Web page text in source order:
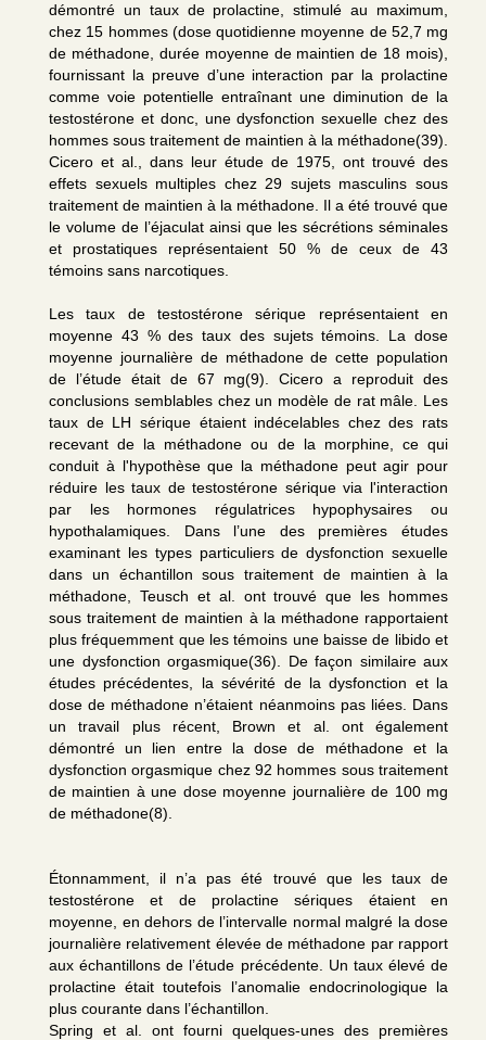
démontré un taux de prolactine, stimulé au maximum,
chez 15 hommes (dose quotidienne moyenne de 52,7 mg
de méthadone, durée moyenne de maintien de 18 mois),
fournissant la preuve d’une interaction par la prolactine
comme voie potentielle entraînant une diminution de la
testostérone et donc, une dysfonction sexuelle chez des
hommes sous traitement de maintien à la méthadone(39).
Cicero et al., dans leur étude de 1975, ont trouvé des
effets sexuels multiples chez 29 sujets masculins sous
traitement de maintien à la méthadone. Il a été trouvé que
le volume de l’éjaculat ainsi que les sécrétions séminales
et prostatiques représentaient 50 % de ceux de 43
témoins sans narcotiques.
Les taux de testostérone sérique représentaient en
moyenne 43 % des taux des sujets témoins. La dose
moyenne journalière de méthadone de cette population
de l’étude était de 67 mg(9). Cicero a reproduit des
conclusions semblables chez un modèle de rat mâle. Les
taux de LH sérique étaient indécelables chez des rats
recevant de la méthadone ou de la morphine, ce qui
conduit à l'hypothèse que la méthadone peut agir pour
réduire les taux de testostérone sérique via l'interaction
par les hormones régulatrices hypophysaires ou
hypothalamiques. Dans l’une des premières études
examinant les types particuliers de dysfonction sexuelle
dans un échantillon sous traitement de maintien à la
méthadone, Teusch et al. ont trouvé que les hommes
sous traitement de maintien à la méthadone rapportaient
plus fréquemment que les témoins une baisse de libido et
une dysfonction orgasmique(36). De façon similaire aux
études précédentes, la sévérité de la dysfonction et la
dose de méthadone n’étaient néanmoins pas liées. Dans
un travail plus récent, Brown et al. ont également
démontré un lien entre la dose de méthadone et la
dysfonction orgasmique chez 92 hommes sous traitement
de maintien à une dose moyenne journalière de 100 mg
de méthadone(8).
Étonnamment, il n’a pas été trouvé que les taux de
testostérone et de prolactine sériques étaient en
moyenne, en dehors de l’intervalle normal malgré la dose
journalière relativement élevée de méthadone par rapport
aux échantillons de l’étude précédente. Un taux élevé de
prolactine était toutefois l’anomalie endocrinologique la
plus courante dans l’échantillon.
Spring et al. ont fourni quelques-unes des premières